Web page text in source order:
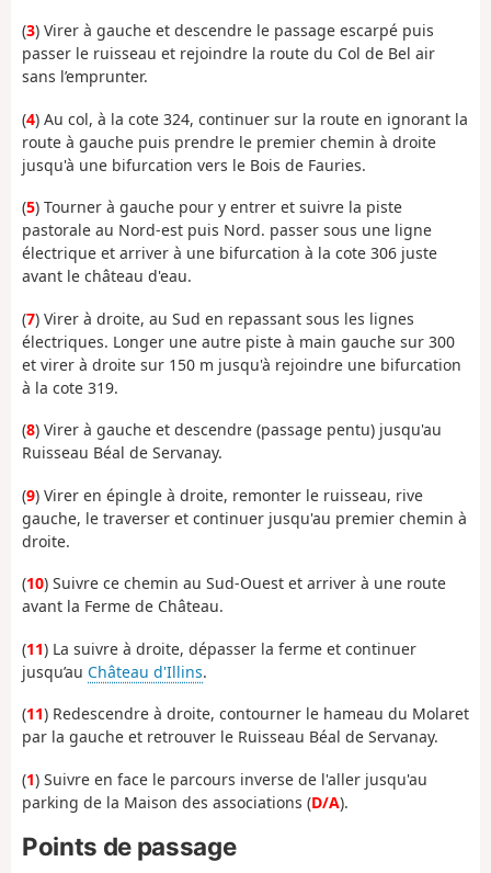
(3) Virer à gauche et descendre le passage escarpé puis
passer le ruisseau et rejoindre la route du Col de Bel air
sans l’emprunter.
(4) Au col, à la cote 324, continuer sur la route en ignorant la
route à gauche puis prendre le premier chemin à droite
jusqu'à une bifurcation vers le Bois de Fauries.
(5) Tourner à gauche pour y entrer et suivre la piste
pastorale au Nord-est puis Nord. passer sous une ligne
électrique et arriver à une bifurcation à la cote 306 juste
avant le château d'eau.
(7) Virer à droite, au Sud en repassant sous les lignes
électriques. Longer une autre piste à main gauche sur 300
et virer à droite sur 150 m jusqu'à rejoindre une bifurcation
à la cote 319.
(8) Virer à gauche et descendre (passage pentu) jusqu'au
Ruisseau Béal de Servanay.
(9) Virer en épingle à droite, remonter le ruisseau, rive
gauche, le traverser et continuer jusqu'au premier chemin à
droite.
(10) Suivre ce chemin au Sud-Ouest et arriver à une route
avant la Ferme de Château.
(11) La suivre à droite, dépasser la ferme et continuer
jusqu’au Château d'Illins.
(11) Redescendre à droite, contourner le hameau du Molaret
par la gauche et retrouver le Ruisseau Béal de Servanay.
(1) Suivre en face le parcours inverse de l'aller jusqu'au
parking de la Maison des associations (D/A).
Points de passage